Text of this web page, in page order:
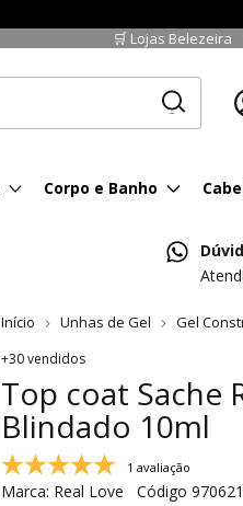
🛒 Lojas Belezeira
Corpo e Banho
Início Unhas de Gel Gel
+30 vendidos
Top coat Sache
Blindado 10ml
1 avaliação
Marca: Real Love Código